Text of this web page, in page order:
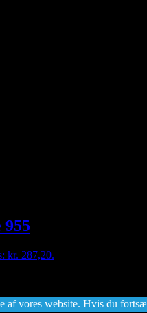
kr. 287,20.
vores website. Hvis du